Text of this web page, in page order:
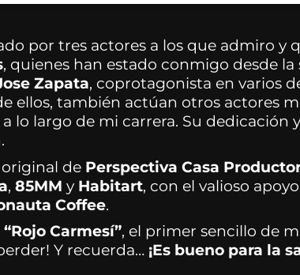
por tres actores a los que admiro y
, quienes han estado conmigo desde
Zapata, coprotagonista en varios
ellos, también actúan otros actores
lo largo de mi carrera. Su dedicación
de Perspectiva Casa
, 85MM y Habitart, con el valioso
Coffee.
“Rojo Carmesí”, el primer sencillo de
Y recuerda… ¡Es bueno para la